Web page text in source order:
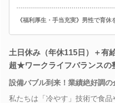
《福利厚生・手当充実》男性で育
土日休み（年休115日）＋有
超★ワークライフバランスの
設備バブル到来！業績絶好調
私たちは「冷やす」技術で食